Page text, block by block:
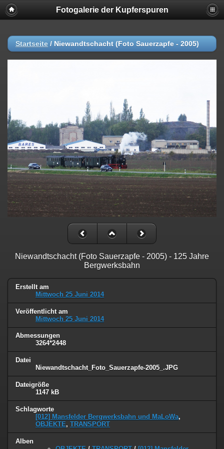
Fotogalerie der Kupferspuren
Startseite / Niewandtschacht (Foto Sauerzapfe - 2005)
Niewandtschacht (Foto Sauerzapfe - 2005) - 125 Jahre
Bergwerksbahn
Erstellt am
Mittwoch 25 Juni 2014
Veröffentlicht am
Mittwoch 25 Juni 2014
Abmessungen
3264*2448
Datei
Niewandtschacht_Foto_Sauerzapfe-2005_.JPG
Dateigröße
1147 kB
Schlagworte
[012] Mansfelder Bergwerksbahn und MaLoWa,
OBJEKTE, TRANSPORT
Alben